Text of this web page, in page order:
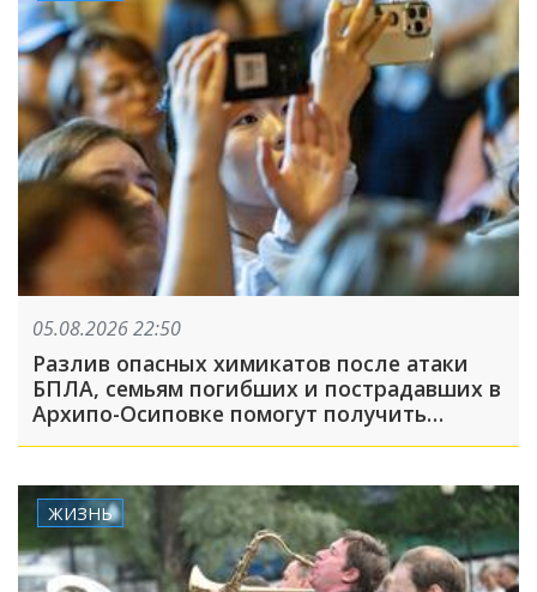
05.08.2026 22:50
Разлив опасных химикатов после атаки
БПЛА, семьям погибших и пострадавших в
Архипо-Осиповке помогут получить
ЖИЗНЬ